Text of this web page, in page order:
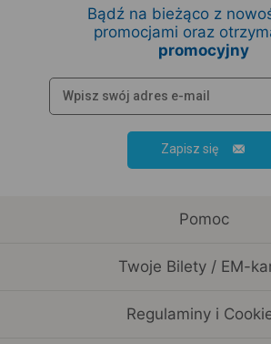
Bądź na bieżąco z
promocjami oraz
promocyjny
Zapisz się
Pomoc
Twoje Bilety / EM-
Regulaminy i